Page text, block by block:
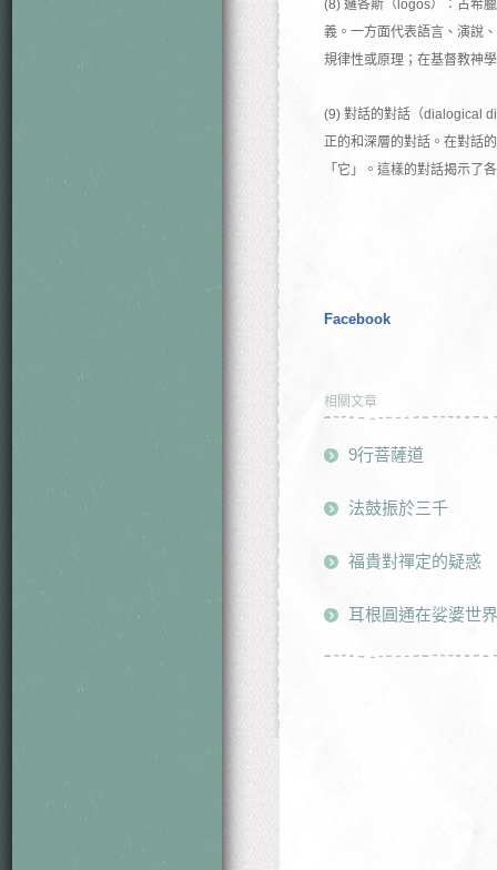
(8) 邏各斯（logos）：古希
義。一方面代表語言、演說
規律性或原理；在基督教神
(9) 對話的對話（dialogical
正的和深層的對話。在對話
「它」。這樣的對話揭示了
Facebook
相關文章
9行菩薩道
法鼓振於三千
福貴對禪定的疑惑
耳根圓通在娑婆世